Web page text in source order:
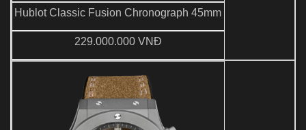
Hublot Classic Fusion Chronograph 45mm
229.000.000 VNĐ